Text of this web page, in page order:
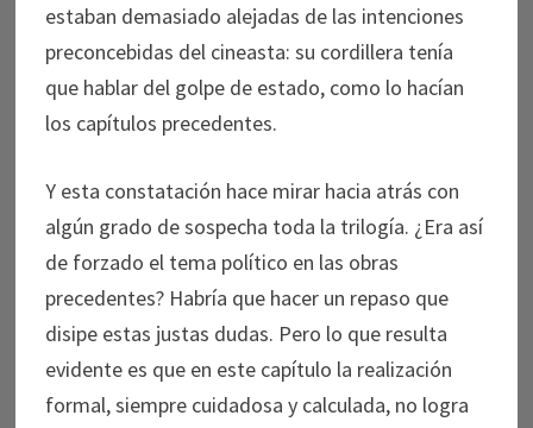
estaban demasiado alejadas de las intenciones
preconcebidas del cineasta: su cordillera tenía
que hablar del golpe de estado, como lo hacían
los capítulos precedentes.
Y esta constatación hace mirar hacia atrás con
algún grado de sospecha toda la trilogía. ¿Era así
de forzado el tema político en las obras
precedentes? Habría que hacer un repaso que
disipe estas justas dudas. Pero lo que resulta
evidente es que en este capítulo la realización
formal, siempre cuidadosa y calculada, no logra